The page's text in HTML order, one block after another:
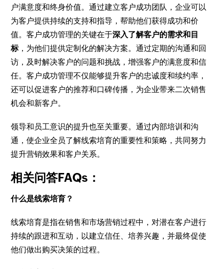
户满意度和终身价值。通过建立客户成功团队，企业可以
为客户提供持续的支持和指导，帮助他们获得成功和价
值。客户成功管理的关键在于深入了解客户的需求和目
标，为他们提供定制化的解决方案。通过定期的沟通和回
访，及时解决客户的问题和挑战，增强客户的满意度和信
任。客户成功管理不仅能够提升客户的忠诚度和续约率，
还可以促进客户的推荐和口碑传播，为企业带来二次销售
机会和新客户。
领导和员工意识的提升也至关重要。通过内部培训和沟
通，使企业全员了解线索培育的重要性和策略，共同努力
提升营销效果和客户关系。
相关问答FAQs：
什么是线索培育？
线索培育是指在销售和市场营销过程中，对潜在客户进行
持续的跟进和互动，以建立信任、培养兴趣，并最终促使
他们做出购买决策的过程。